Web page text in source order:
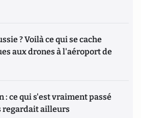
? Voilà ce qui se cache
aux drones à l'aéroport de
: ce qui s'est vraiment passé
regardait ailleurs